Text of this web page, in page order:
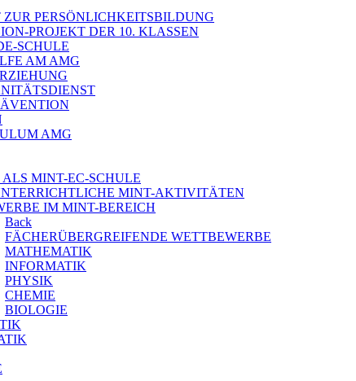
ZUR PERSÖNLICHKEITSBILDUNG
PROJEKT DER 10. KLASSEN
SCHULE
AM AMG
AMG
MINT-EC-SCHULE
MINT-AKTIVITÄTEN
IM MINT-BEREICH
Back
FÄCHERÜBERGREIFENDE WETTBEWERBE
MATHEMATIK
INFORMATIK
PHYSIK
CHEMIE
BIOLOGIE